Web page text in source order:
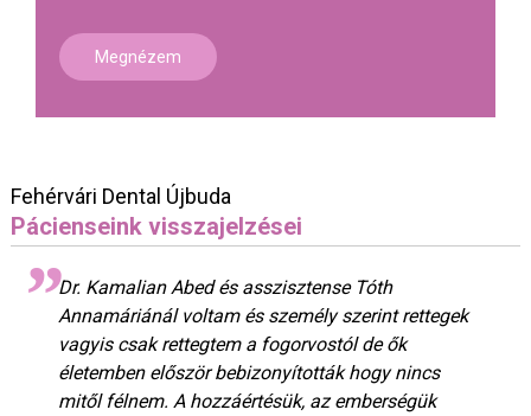
Megnézem
Fehérvári Dental Újbuda
Pácienseink visszajelzései
Dr. Kamalian Abed és asszisztense Tóth
Annamáriánál voltam és személy szerint rettegek
vagyis csak rettegtem a fogorvostól de ők
életemben először bebizonyították hogy nincs
mitől félnem. A hozzáértésük, az emberségük